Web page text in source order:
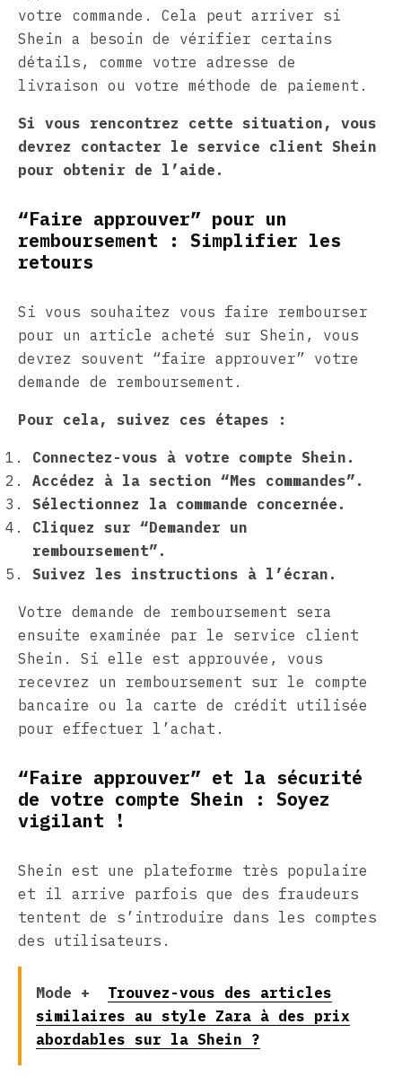
votre commande. Cela peut arriver si
Shein a besoin de vérifier certains
détails, comme votre adresse de
livraison ou votre méthode de paiement.
Si vous rencontrez cette situation, vous
devrez contacter le service client Shein
pour obtenir de l’aide.
“Faire approuver” pour un
remboursement : Simplifier les
retours
Si vous souhaitez vous faire rembourser
pour un article acheté sur Shein, vous
devrez souvent “faire approuver” votre
demande de remboursement.
Pour cela, suivez ces étapes :
Connectez-vous à votre compte Shein.
Accédez à la section “Mes commandes”.
Sélectionnez la commande concernée.
Cliquez sur “Demander un
remboursement”.
Suivez les instructions à l’écran.
Votre demande de remboursement sera
ensuite examinée par le service client
Shein. Si elle est approuvée, vous
recevrez un remboursement sur le compte
bancaire ou la carte de crédit utilisée
pour effectuer l’achat.
“Faire approuver” et la sécurité
de votre compte Shein : Soyez
vigilant !
Shein est une plateforme très populaire
et il arrive parfois que des fraudeurs
tentent de s’introduire dans les comptes
des utilisateurs.
Mode +
Trouvez-vous des articles
similaires au style Zara à des prix
abordables sur la Shein ?